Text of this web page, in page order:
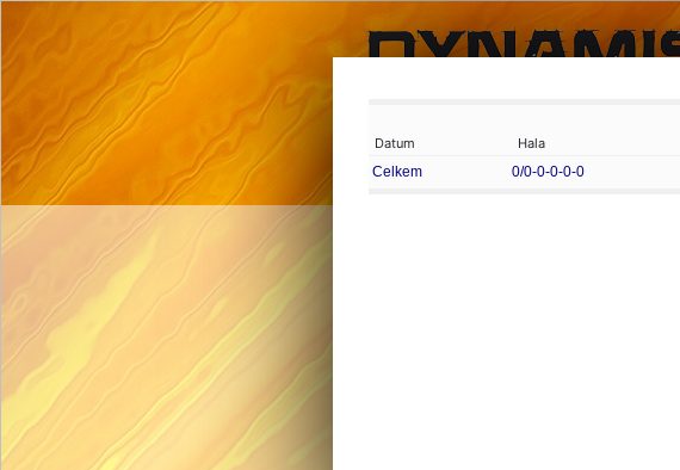
Datum Hala
Celkem
0/0-0-0-0-0